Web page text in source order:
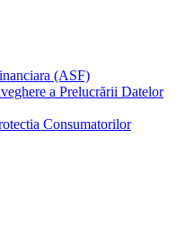
(ASF)
a Prelucrării Datelor
Consumatorilor